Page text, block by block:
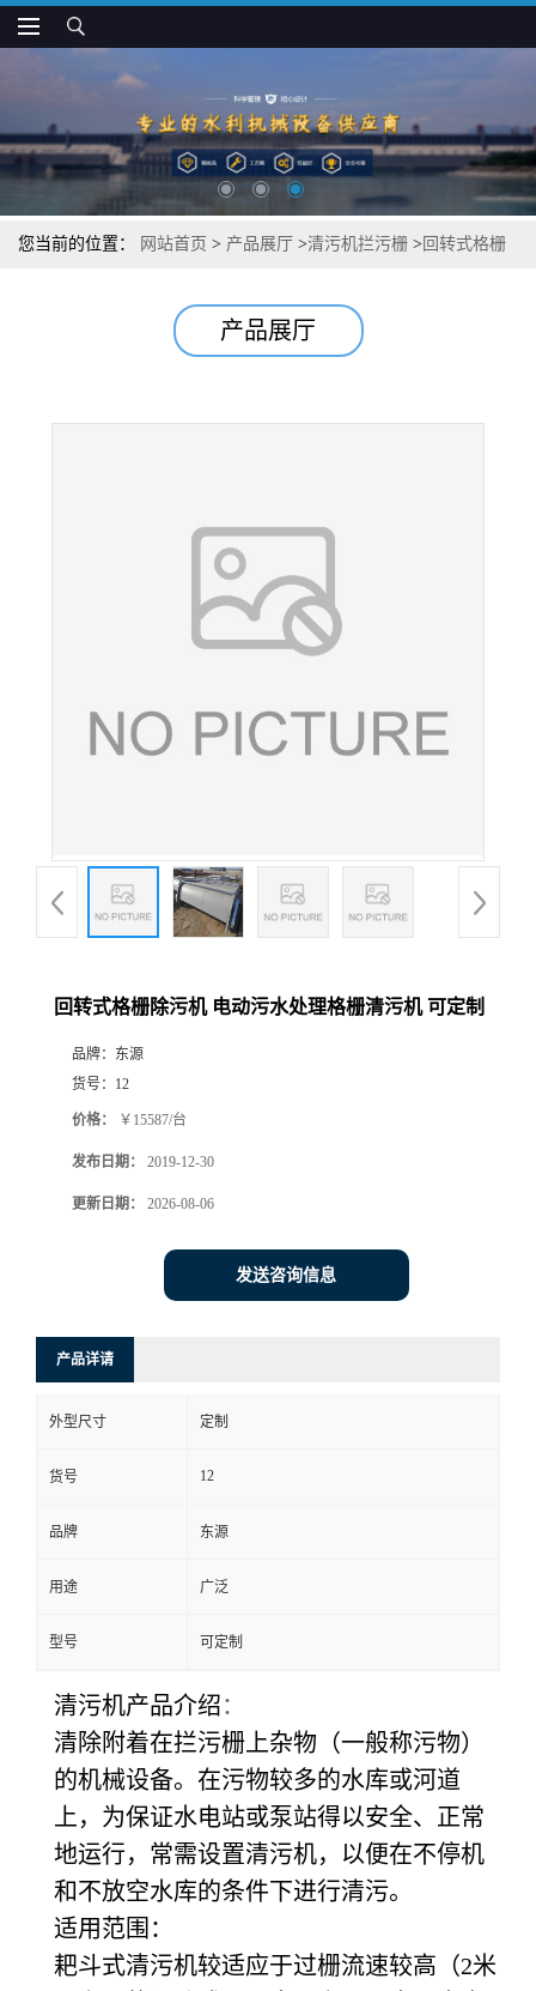
您当前的位置： 网站首页 > 产品展厅 >清污机拦污栅 > 回转式格栅
产品展厅
回转式格栅除污机 电动污水处理格栅清污机 可定制
品牌： 东源
货号： 12
价格： ￥15587/台
发布日期： 2019-12-30
更新日期： 2026-08-06
发送咨询信息
产品详请
外型尺寸 定制
货号 12
品牌 东源
用途 广泛
型号 可定制
清污机产品介绍：
清除附着在拦污栅上杂物（一般称污物）
的机械设备。在污物较多的水库或河道
上，为保证水电站或泵站得以安全、正常
地运行，常需设置清污机，以便在不停机
和不放空水库的条件下进行清污。
适用范围：
耙斗式清污机较适应于过栅流速较高（2米